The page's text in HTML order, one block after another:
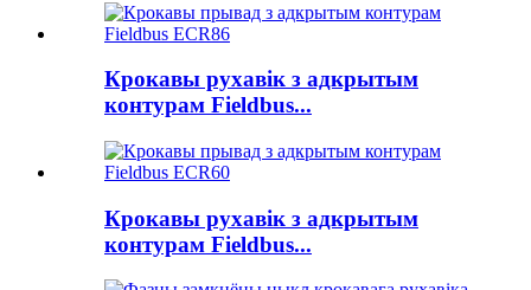
Крокавы рухавік з адкрытым
контурам Fieldbus...
Крокавы рухавік з адкрытым
контурам Fieldbus...